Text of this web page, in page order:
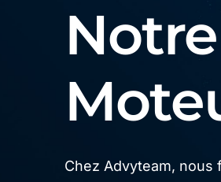
Chez Advyteam, nous